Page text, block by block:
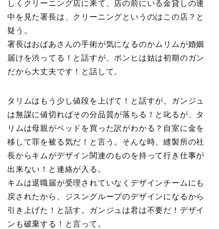
しくクリーニング店に来て、店の前にいる金貸しの連
中を見た署長は、クリーニングというのはこの店？と
疑う。
署長はおばあさんの手術が気になるのかムリムが婚姻
届けを渋ってる！と話すが、ボンヒは姑は初期のガン
だから大丈夫です！と話して。
タリムはもう少し値段を上げて！と話すが、ガンジュ
は無謀に値切ればその分品質が落ちる！と叱るが、タ
リムは母親がベッドを買った訳がわかる？自室に金を
移して罪を被る気だ！と言う。そんな時、縫製所の社
長からキムがデザイン関連のものを持って行き仕事が
出来ない！と連絡が入る。
キムは退職届が受理されていなくデザインチームにも
戻されたから、ジスングループのデザインになるから
引き上げた！と話す。ガンジュは君は不要だ！デザイ
ンも破棄する！と言って。